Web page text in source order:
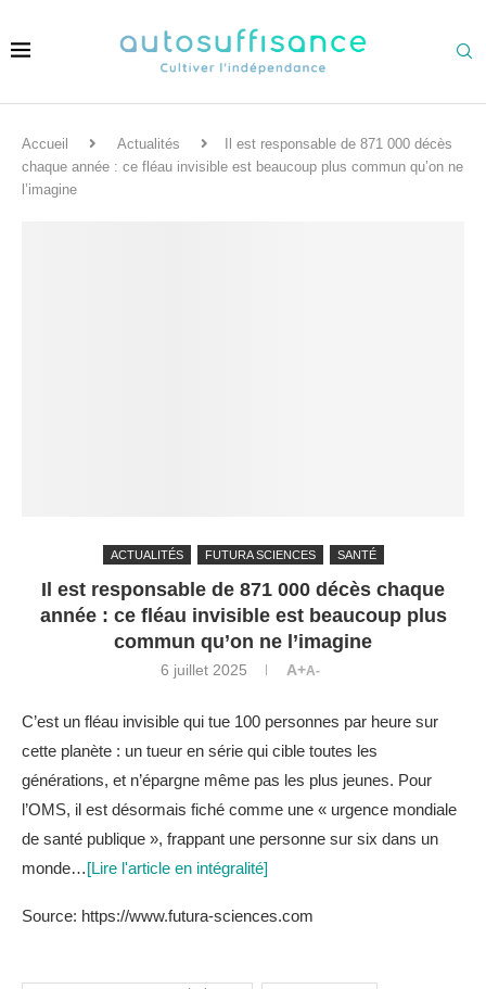
Accueil Actualités
Il est responsable de 871 000 décès
chaque année : ce fléau invisible est beaucoup plus commun qu’on ne
l’imagine
ACTUALITÉS FUTURA SCIENCES SANTÉ
Il est responsable de 871 000 décès chaque
année : ce fléau invisible est beaucoup plus
commun qu’on ne l’imagine
6 juillet 2025 A+A-
C’est un fléau invisible qui tue 100 personnes par heure sur
cette planète : un tueur en série qui cible toutes les
générations, et n’épargne même pas les plus jeunes. Pour
l’OMS, il est désormais fiché comme une « urgence mondiale
de santé publique », frappant une personne sur six dans un
monde…[Lire l'article en intégralité]
Source: https://www.futura-sciences.com